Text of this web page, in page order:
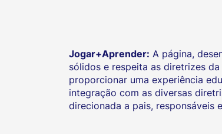
Jogar+Aprender: A página,
sólidos e respeita as diretrizes
proporcionar uma experiência
integração com as diversas
direcionada a pais, responsáveis